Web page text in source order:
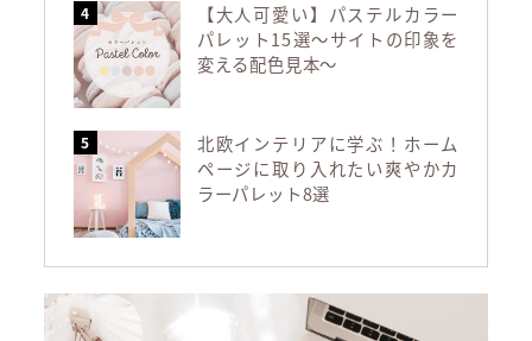
【大人可愛い】パステルカラー
パレット15選～サイトの印象を
変える配色見本～
北欧インテリアに学ぶ！ホーム
ページに取り入れたい爽やかカ
ラーパレット8選